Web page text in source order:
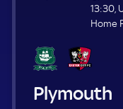
13:30,
Home
Plymouth